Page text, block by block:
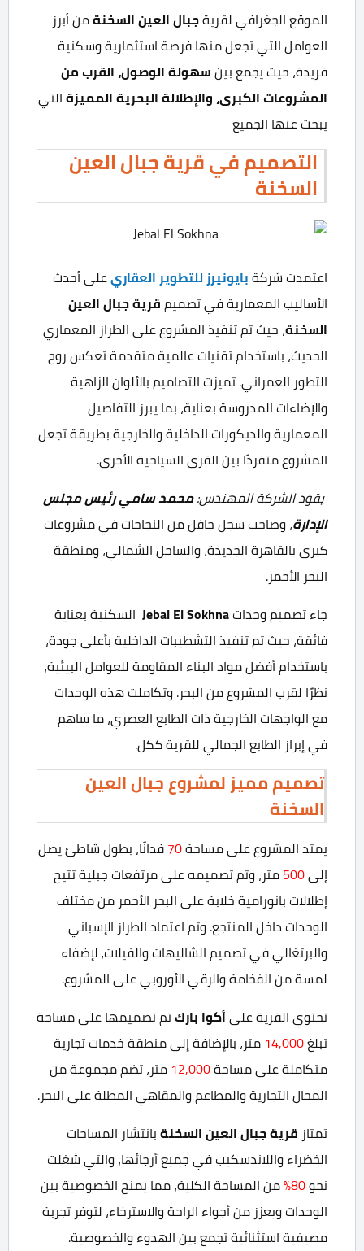
الموقع الجغرافي لقريةجبال العين السخنةمن أبرز
العوامل التي تجعل منها فرصة استثمارية وسكنية
فريدة، حيث يجمع بينسهولة الوصول، القرب من
المشروعات الكبرى، والإطلالة البحرية المميزةالتي
يبحث عنها الجميع
التصميم في قرية جبال العين
السخنة
اعتمدت شركةبايونيرز للتطوير العقاريعلى أحدث
الأساليب المعمارية في تصميمقرية جبال العين
السخنة، حيث تم تنفيذ المشروع على الطراز المعماري
الحديث، باستخدام تقنيات عالمية متقدمة تعكس روح
التطور العمراني. تميزت التصاميم بالألوان الزاهية
والإضاءات المدروسة بعناية، بما يبرز التفاصيل
المعمارية والديكورات الداخلية والخارجية بطريقة تجعل
المشروع متفردًا بين القرى السياحية الأخرى.
يقودالشركة المهندس:محمد سامي رئيس مجلس
الإدارة، وصاحب سجل حافل من النجاحات في مشروعات
كبرى بالقاهرة الجديدة، والساحل الشمالي، ومنطقة
البحر الأحمر.
جاء تصميم وحداتJebal El Sokhna السكنية بعناية
فائقة، حيث تم تنفيذ التشطيبات الداخلية بأعلى جودة،
باستخدام أفضل مواد البناء المقاومة للعوامل البيئية،
نظرًا لقرب المشروع من البحر. وتكاملت هذه الوحدات
مع الواجهات الخارجية ذات الطابع العصري، ما ساهم
في إبراز الطابع الجمالي للقرية ككل.
تصميم مميز لمشروع جبال العين
السخنة
يمتد المشروع على مساحة70فدانًا، بطول شاطئ يصل
إلى500متر، وتم تصميمه على مرتفعات جبلية تتيح
إطلالات بانورامية خلابة على البحر الأحمر من مختلف
الوحدات داخل المنتجع. وتم اعتماد الطراز الإسباني
والبرتغالي في تصميم الشاليهات والفيلات، لإضفاء
لمسة من الفخامة والرقي الأوروبي على المشروع.
تحتوي القرية علىأكوا باركتم تصميمها على مساحة
تبلغ14,000 متر، بالإضافة إلى منطقة خدمات تجارية
متكاملة على مساحة12,000 متر، تضم مجموعة من
المحال التجارية والمطاعم والمقاهي المطلة على البحر.
تمتاز قرية جبال العين السخنةبانتشار المساحات
الخضراء واللاندسكيب في جميع أرجائها، والتي شغلت
نحو80% من المساحة الكلية، مما يمنح الخصوصية بين
الوحدات ويعزز من أجواء الراحة والاسترخاء، لتوفر تجربة
مصيفية استثنائية تجمع بين الهدوء والخصوصية.